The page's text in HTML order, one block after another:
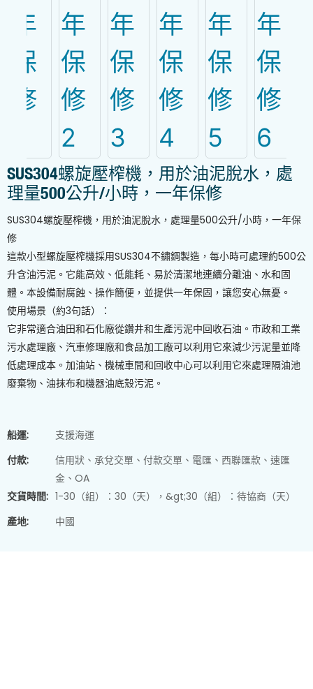
SUS304螺旋壓榨機，用於油泥脫水，處
理量500公升/小時，一年保修
SUS304螺旋壓榨機，用於油泥脫水，處理量500公升/小時，一年保
修
這款小型螺旋壓榨機採用SUS304不鏽鋼製造，每小時可處理約500公
升含油污泥。它能高效、低能耗、易於清潔地連續分離油、水和固
體。本設備耐腐蝕、操作簡便，並提供一年保固，讓您安心無憂。
使用場景（約3句話）：
它非常適合油田和石化廠從鑽井和生產污泥中回收石油。市政和工業
污水處理廠、汽車修理廠和食品加工廠可以利用它來減少污泥量並降
低處理成本。加油站、機械車間和回收中心可以利用它來處理隔油池
廢棄物、油抹布和機器油底殼污泥。
船運:
支援海運
付款:
信用狀、承兌交單、付款交單、電匯、西聯匯款、速匯
金、OA
交貨時間: 1-30（組）：30（天），&gt;30（組）：待協商（天）
產地:
中國